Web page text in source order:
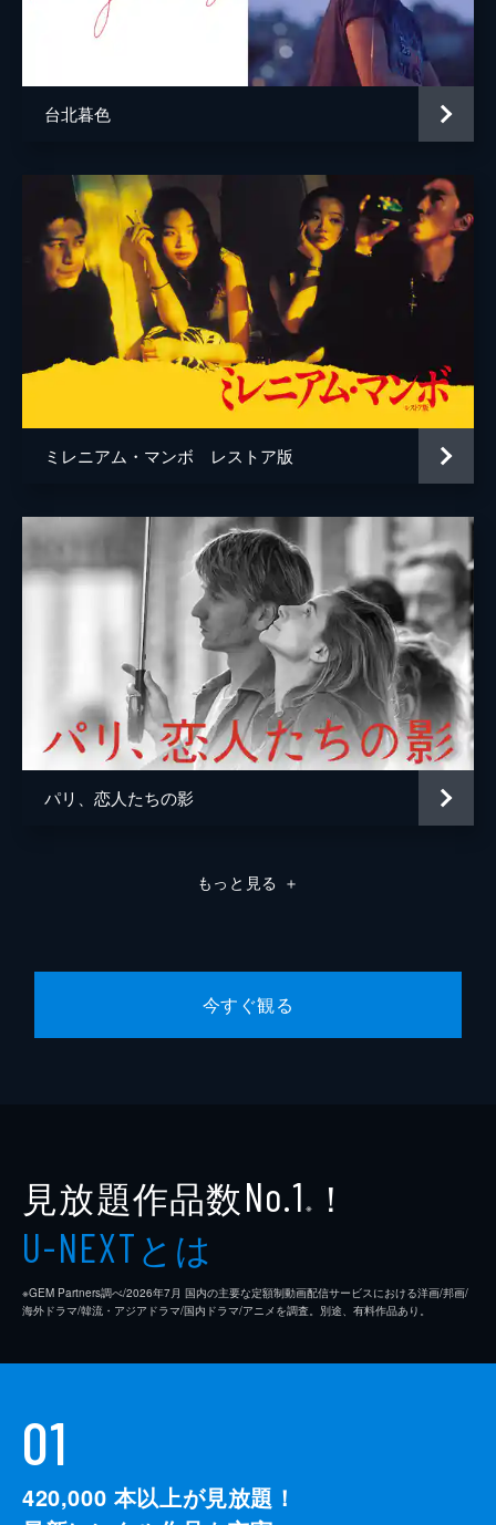
台北暮色
ミレニアム・マンボ レストア版
パリ、恋人たちの影
もっと見る ＋
今すぐ観る
見放題作品数No.1 ※ ！
U-NEXTとは
※GEM Partners調べ/2026年7⽉ 国内の主要な定額制動画配信サービスにおける洋画/邦画/
海外ドラマ/韓流・アジアドラマ/国内ドラマ/アニメを調査。別途、有料作品あり。
01
420,000 本以上が見放題！